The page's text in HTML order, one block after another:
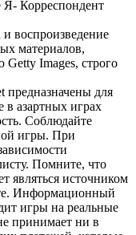
Я- Корреспондент
воспроизведение
материалов,
Images, строго
предназначены для
в азартных играх
Соблюдайте
игры. При
Помните, что
являться источником
Информационный
игры на реальные
принимает ни в